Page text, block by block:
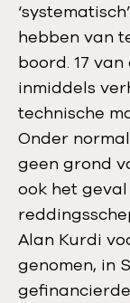
hebben van
boord. 17
inmiddels
technische
Onder
geen grond
ook het
Alan Kurdi
genomen, in